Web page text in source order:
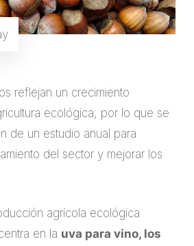
reflejan un crecimiento
ecológica, por lo que se
de un estudio anual para
del sector y mejorar los
agrícola ecológica
en la uva para vino, los